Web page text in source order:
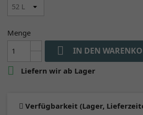
Menge
 IN DEN

Liefern wir ab Lager
Verfügbarkeit (Lager,